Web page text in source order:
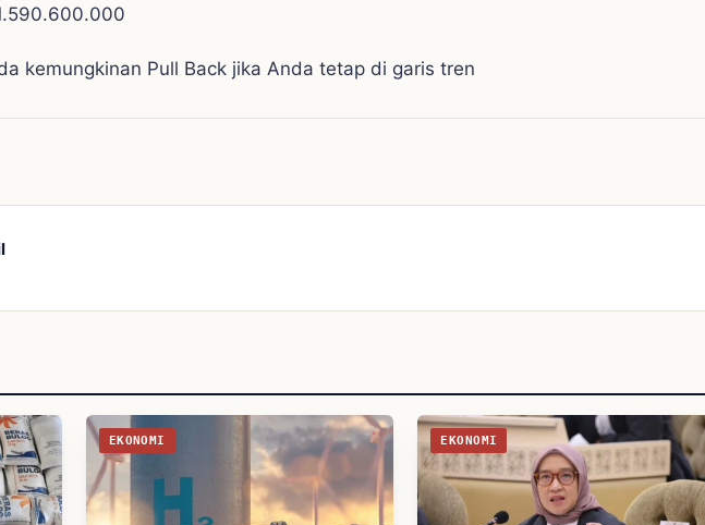
kemungkinan Pull Back jika Anda tetap di garis tren
EKONOMI EKONOMI